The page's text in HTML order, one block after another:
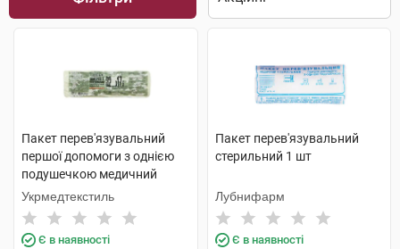
Пакет перев'язувальний
першої допомоги з однією
подушечкою медичний
стерильний 32смх17,5см 1
шт
Укрмедтекстиль
Є в наявності
Пакет перев'язувальний
стерильний 1 шт
Лубнифарм
Є в наявності